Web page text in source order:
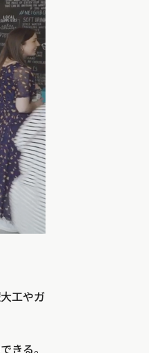
工やガ
きる。